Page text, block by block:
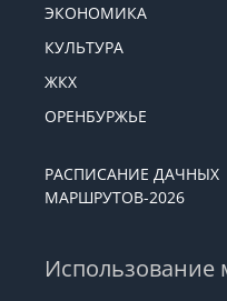
ЭКОНОМИКА
КУЛЬТУРА
ЖКХ
ОРЕНБУРЖЬЕ
РАСПИСАНИЕ ДАЧНЫХ
МАРШРУТОВ-2026
Использование